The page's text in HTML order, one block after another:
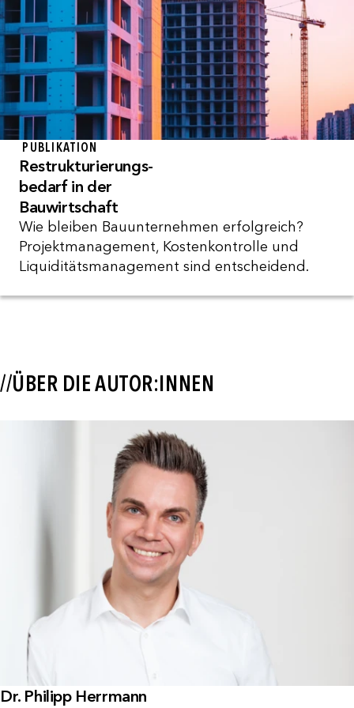
PUBLIKATION
Restrukturierungs-
bedarf in der
Bauwirtschaft
Wie bleiben Bauunternehmen erfolgreich?
Projektmanagement, Kostenkontrolle und
Liquiditätsmanagement sind entscheidend.
//ÜBER DIE AUTOR:INNEN
Dr. Philipp Herrmann